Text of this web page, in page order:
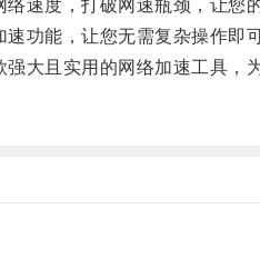
度，打破网速瓶颈，让您的
能，让您无需复杂操作即可
且实用的网络加速工具，为